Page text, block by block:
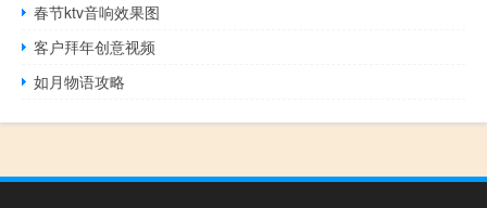
春节ktv音响效果图
客户拜年创意视频
如月物语攻略